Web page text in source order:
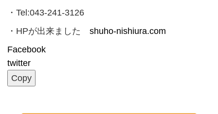
・Tel:043-241-3126
・HPが出来ました shuho-nishiura.com
Facebook
twitter
Copy